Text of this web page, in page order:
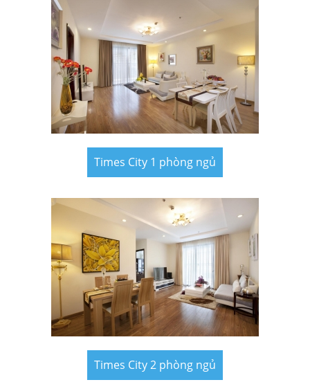
Times City 1 phòng ngủ
Times City 2 phòng ngủ